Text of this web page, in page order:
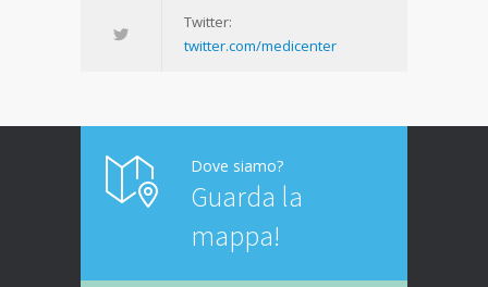
Twitter:
twitter.com/medicenter
Dove siamo?
Guarda la
mappa!